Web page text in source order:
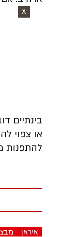
X
בינתיים
או צפוי
להתפנות
איראן